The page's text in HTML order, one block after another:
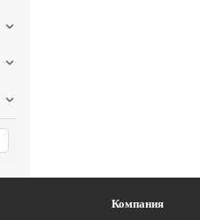
Компания